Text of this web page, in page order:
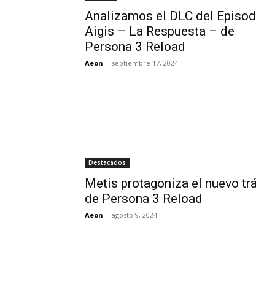
Analizamos el DLC del
Aigis – La Respuesta – de
Persona 3 Reload
Aeon - septiembre 17, 2024
Destacados
Metis protagoniza el nuevo
de Persona 3 Reload
Aeon - agosto 9, 2024